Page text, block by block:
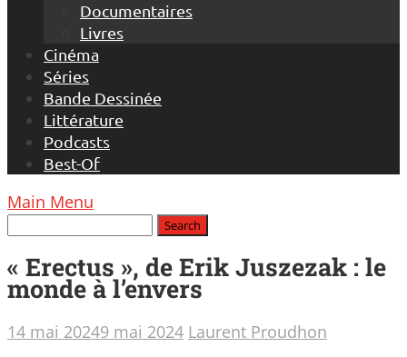
Documentaires
Livres
Cinéma
Séries
Bande Dessinée
Littérature
Podcasts
Best-Of
Main Menu
« Erectus », de Erik Juszezak : le
monde à l’envers
14 mai 20249 mai 2024 Laurent Proudhon